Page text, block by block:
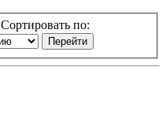
Сортировать по: